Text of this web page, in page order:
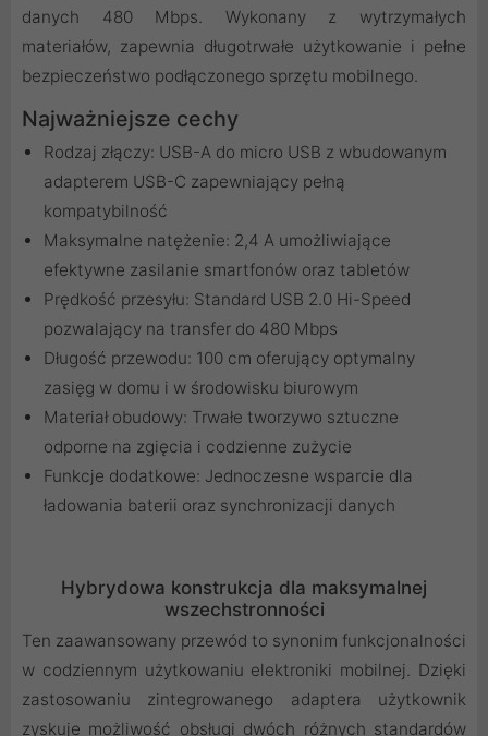
danych 480 Mbps. Wykonany z wytrzymałych
materiałów, zapewnia długotrwałe użytkowanie i pełne
bezpieczeństwo podłączonego sprzętu mobilnego.
Najważniejsze cechy
Rodzaj złączy: USB-A do micro USB z wbudowanym
adapterem USB-C zapewniający pełną
kompatybilność
Maksymalne natężenie: 2,4 A umożliwiające
efektywne zasilanie smartfonów oraz tabletów
Prędkość przesyłu: Standard USB 2.0 Hi-Speed
pozwalający na transfer do 480 Mbps
Długość przewodu: 100 cm oferujący optymalny
zasięg w domu i w środowisku biurowym
Materiał obudowy: Trwałe tworzywo sztuczne
odporne na zgięcia i codzienne zużycie
Funkcje dodatkowe: Jednoczesne wsparcie dla
ładowania baterii oraz synchronizacji danych
Hybrydowa konstrukcja dla maksymalnej
wszechstronności
Ten zaawansowany przewód to synonim funkcjonalności
w codziennym użytkowaniu elektroniki mobilnej. Dzięki
zastosowaniu zintegrowanego adaptera użytkownik
zyskuje możliwość obsługi dwóch różnych standardów